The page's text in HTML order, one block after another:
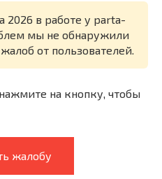
2026 в работе у parta-
мы не обнаружили
от пользователей.
на кнопку, чтобы
жалобу